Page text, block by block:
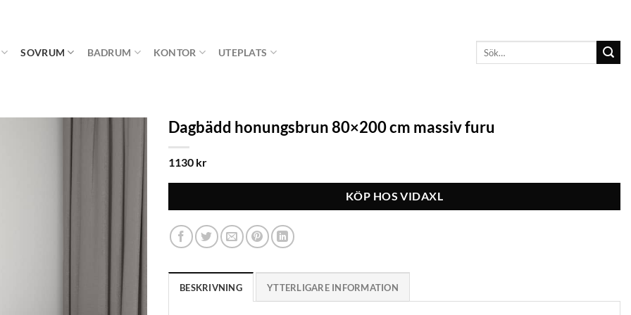
SOVRUM BADRUM KONTOR UTEPLATS
Dagbädd honungsbrun 80×200 cm massiv furu
1130 kr
KÖP HOS VIDAXL
BESKRIVNING YTTERLIGARE INFORMATION